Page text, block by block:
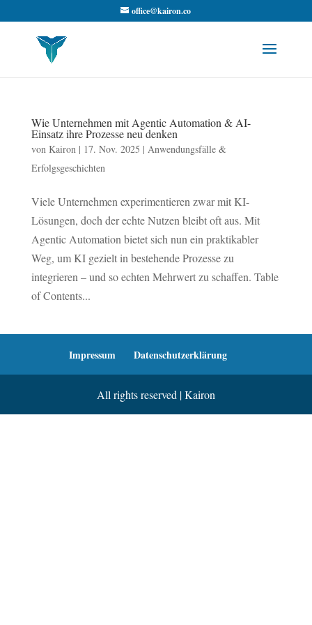
office@kairon.co
Wie Unternehmen mit Agentic Automation & AI-
Einsatz ihre Prozesse neu denken
von Kairon| 17. Nov. 2025 | Anwendungsfälle &
Erfolgsgeschichten
Viele Unternehmen experimentieren zwar mit KI-
Lösungen, doch der echte Nutzen bleibt oft aus. Mit
Agentic Automation bietet sich nun ein praktikabler
Weg, um KI gezielt in bestehende Prozesse zu
integrieren – und so echten Mehrwert zu schaffen. Table
of Contents...
Impressum Datenschutzerklärung
All rights reserved | Kairon